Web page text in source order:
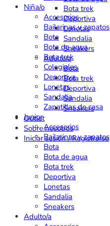
Niña/o
Accesorios
Bailarinas y zapatos
Bota
Bota de agua
Bota trek
Colegiales
Deportiva
Lonetas
Sandalia
Zapatillas de casa
Junior
Accesorios
Bailarinas y zapatos
Bota
Bota de agua
Bota trek
Deportiva
Lonetas
Sandalia
Sneakers
Adulto/a
Bota trek
Deportiva
Lonetas
Sandalia
Sneakers
Adulto/a
Bota
Bota trek
Deportiva
Sandalia
Sneakers
Outlet
Sobre nosotros
Iniciar sesión / Registrarse